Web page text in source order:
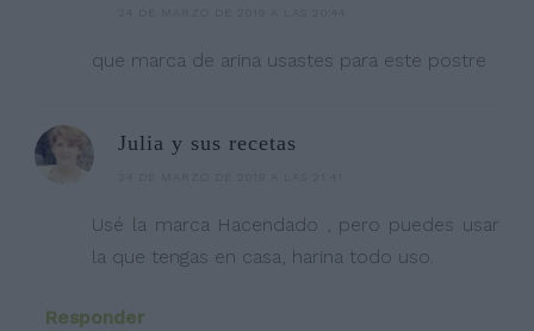
que marca de arina usastes para este postre
Julia y sus recetas
Usé la marca Hacendado , pero puedes usar
la que tengas en casa, harina todo uso.
Responder